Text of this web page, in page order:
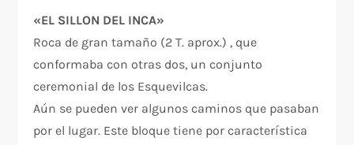
«EL SILLON DEL INCA»
Roca de gran tamaño (2 T. aprox.) , que
conformaba con otras dos, un conjunto
ceremonial de los Esquevilcas.
Aún se pueden ver algunos caminos que pasaban
por el lugar. Este bloque tiene por característica